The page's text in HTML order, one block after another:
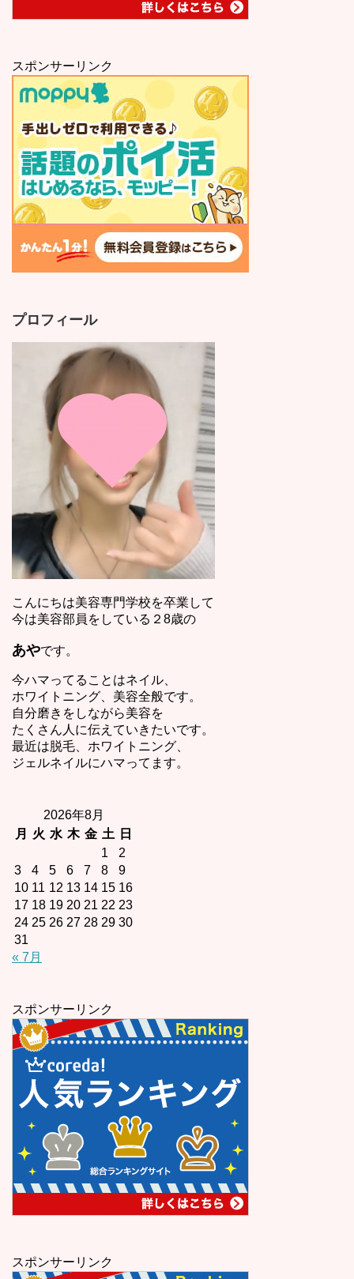
スポンサーリンク
プロフィール
こんにちは美容専門学校を卒業して
今は美容部員をしている２8歳の
あやです。
今ハマってることはネイル、
ホワイトニング、美容全般です。
自分磨きをしながら美容を
たくさん人に伝えていきたいです。
最近は脱毛、ホワイトニング、
ジェルネイルにハマってます。
2026年8月
月
火 水 木 金 土 日
1
2
3
4 5 6 7 8
9
10 11 12 13 14 15 16
17 18 19 20 21 22 23
24 25 26 27 28 29 30
31
« 7月
スポンサーリンク
スポンサーリンク